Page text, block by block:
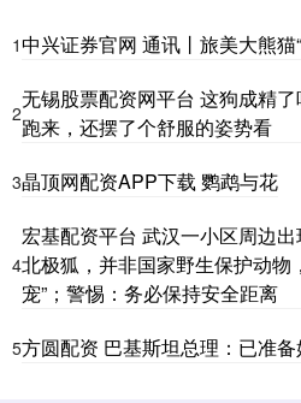
1中兴证券官网 通讯丨旅美大熊猫
2
无锡股票配资网平台 这狗成精
跑来，还摆了个舒服的姿势看
3晶顶网配资APP下载 鹦鹉与花
4
宏基配资平台 武汉一小区周边
北极狐，并非国家野生保护动物
宠”；警惕：务必保持安全距离
5方圆配资 巴基斯坦总理：已准